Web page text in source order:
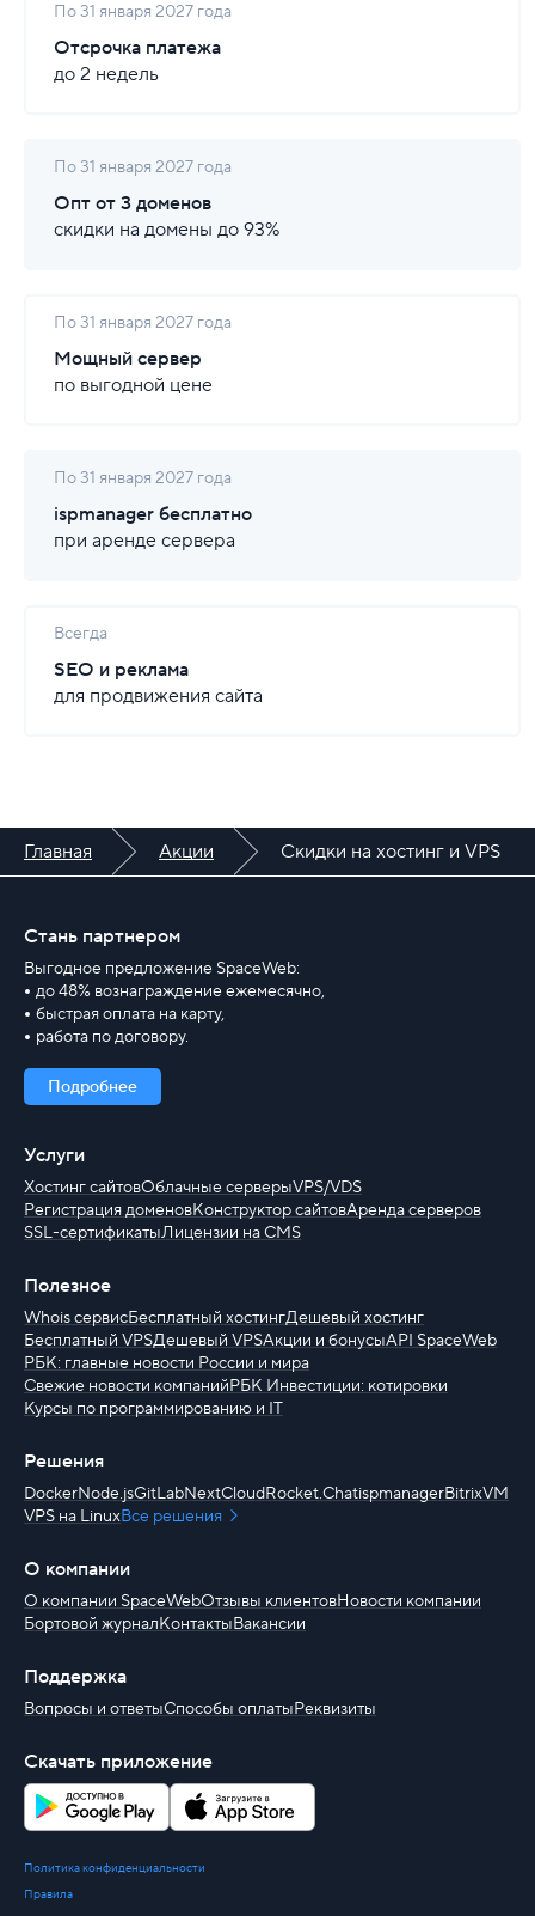
По 31 января 2027 года
Отсрочка платежа
до 2 недель
По 31 января 2027 года
Опт от 3 доменов
скидки на домены до 93%
По 31 января 2027 года
Мощный сервер
по выгодной цене
По 31 января 2027 года
ispmanager бесплатно
при аренде сервера
Всегда
SEO и реклама
для продвижения сайта
Главная Акции Скидки на хостинг и VPS
Стань партнером
Выгодное предложение SpaceWeb:
до 48% вознаграждение ежемесячно,
быстрая оплата на карту,
работа по договору.
Подробнее
Услуги
Хостинг сайтовОблачные серверыVPS/VDS
Регистрация доменовКонструктор сайтовАренда серверов
SSL-сертификатыЛицензии на CMS
Полезное
Whois сервисБесплатный хостингДешевый хостинг
Бесплатный VPSДешевый VPSАкции и бонусыAPI SpaceWeb
РБК: главные новости России и мира
Свежие новости компанийРБК Инвестиции: котировки
Курсы по программированию и IT
Решения
DockerNode.jsGitLabNextCloudRocket.ChatispmanagerBitrixVM
VPS на LinuxВсе решения
О компании
О компании SpaceWebОтзывы клиентовНовости компании
Бортовой журналКонтактыВакансии
Поддержка
Вопросы и ответыСпособы оплатыРеквизиты
Скачать приложение
Политика конфиденциальности
Правила